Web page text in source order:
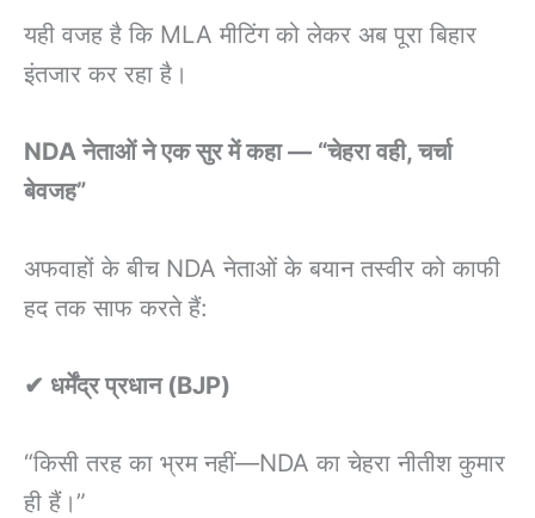
यही वजह है कि MLA मीटिंग को लेकर अब पूरा बिहार
इंतजार कर रहा है।
NDA नेताओं ने एक सुर में कहा — “चेहरा वही, चर्चा
बेवजह”
अफवाहों के बीच NDA नेताओं के बयान तस्वीर को काफी
हद तक साफ करते हैं:
✔ धर्मेंद्र प्रधान (BJP)
“किसी तरह का भ्रम नहीं—NDA का चेहरा नीतीश कुमार
ही हैं।”